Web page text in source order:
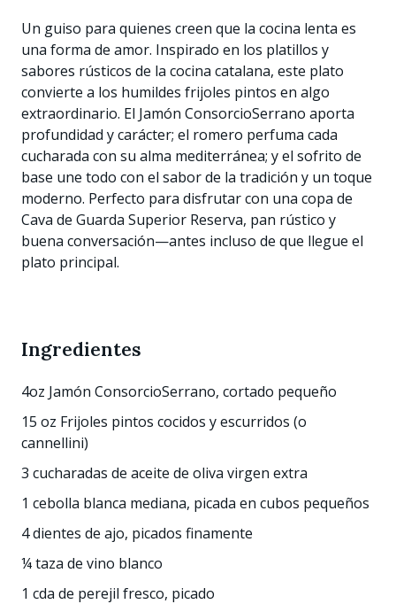
Un guiso para quienes creen que la cocina lenta es
una forma de amor. Inspirado en los platillos y
sabores rústicos de la cocina catalana, este plato
convierte a los humildes frijoles pintos en algo
extraordinario. El Jamón ConsorcioSerrano aporta
profundidad y carácter; el romero perfuma cada
cucharada con su alma mediterránea; y el sofrito de
base une todo con el sabor de la tradición y un toque
moderno. Perfecto para disfrutar con una copa de
Cava de Guarda Superior Reserva, pan rústico y
buena conversación—antes incluso de que llegue el
plato principal.
Ingredientes
4oz Jamón ConsorcioSerrano, cortado pequeño
15 oz Frijoles pintos cocidos y escurridos (o
cannellini)
3 cucharadas de aceite de oliva virgen extra
1 cebolla blanca mediana, picada en cubos pequeños
4 dientes de ajo, picados finamente
¼ taza de vino blanco
1 cda de perejil fresco, picado